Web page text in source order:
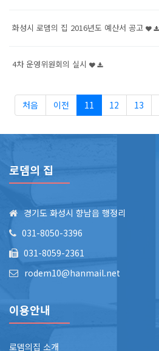
화성시 로뎀의 집 2016년도 예산서 공고
4차 운영위원회의 실시
처음 이전 11 12 13
로뎀의 집
경기도 화성시 향남읍 행정리
031-8050-3396
031-8059-2361
rodem10@hanmail.net
이용안내
로뎀의집 소개